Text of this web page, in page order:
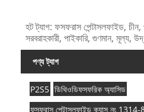
হট ট্যাগ: ফসফরাস পেন্টাসলফাইড,
সরবরাহকারী, পাইকারি, গুণমান, মূল্য,
পণ্য ট্যাগ
P2S5 ডিথিওডিফসফরিক অ্যাসিড
ফসফরাস পেন্টাসলফাইড ক্যাস নং